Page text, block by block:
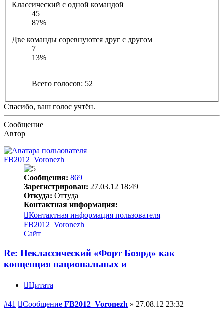
Классический с одной командой
45
87%
Две команды соревнуются друг с другом
7
13%
Всего голосов: 52
Спасибо, ваш голос учтён.
Сообщение
Автор
FB2012_Voronezh
Сообщения: 869
Зарегистрирован: 27.03.12 18:49
Откуда: Оттуда
Контактная информация:
Контактная информация пользователя
FB2012_Voronezh
Сайт
Re: Неклассический «Форт Боярд» как
концепция национальных и
Цитата
#41 Сообщение FB2012_Voronezh » 27.08.12 23:32